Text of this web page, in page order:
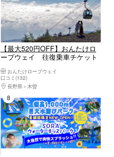
【最大520円OFF】おんたけロ
ープウェイ 往復乗車チケット
換え）
おんたけロープウェイ
口コミ(132)
長野県
木曽
8位